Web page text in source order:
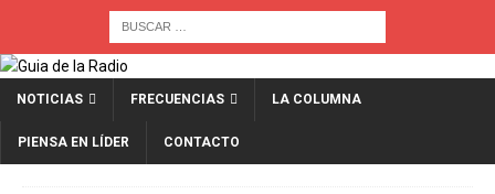
NOTICIAS FRECUENCIAS LA COLUMNA
PIENSA EN LÍDER CONTACTO